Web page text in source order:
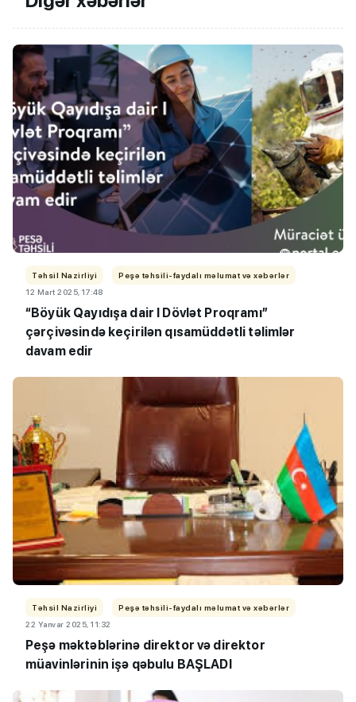
Təhsil Nazirliyi
Peşə təhsili-faydalı məlumat və xəbərlər
12 Mart 2025, 17:48
“Böyük Qayıdışa dair I Dövlət Proqramı”
çərçivəsində keçirilən qısamüddətli təlimlər
davam edir
Təhsil Nazirliyi
Peşə təhsili-faydalı məlumat və xəbərlər
22 Yanvar 2025, 11:32
Peşə məktəblərinə direktor və direktor
müavinlərinin işə qəbulu BAŞLADI